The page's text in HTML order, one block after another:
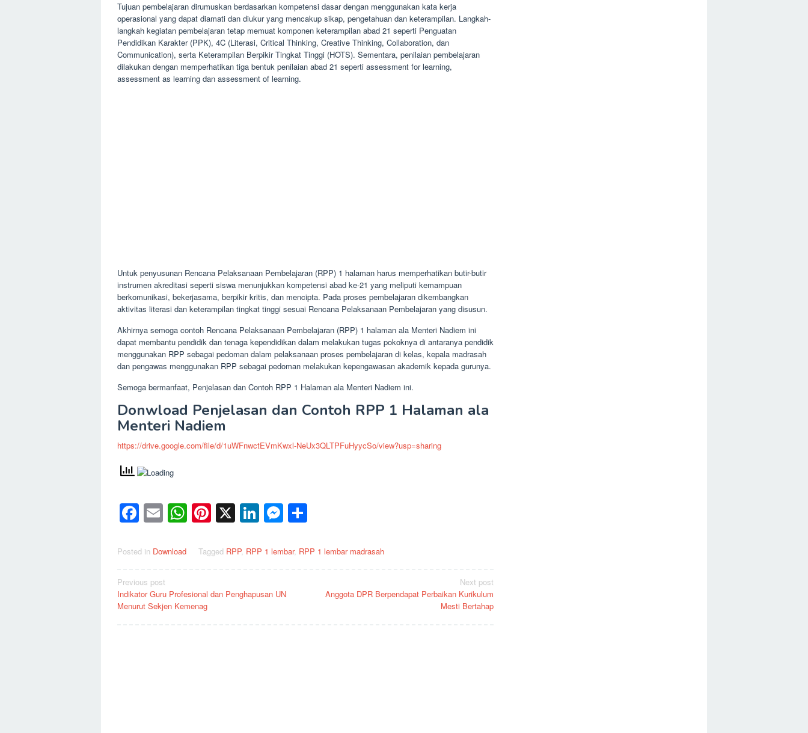
Tujuan pembelajaran dirumuskan berdasarkan kompetensi dasar dengan menggunakan kata kerja
operasional yang dapat diamati dan diukur yang mencakup sikap, pengetahuan dan keterampilan. Langkah-
langkah kegiatan pembelajaran tetap memuat komponen keterampilan abad 21 seperti Penguatan
Pendidikan Karakter (PPK), 4C (Literasi, Critical Thinking, Creative Thinking, Collaboration, dan
Communication), serta Keterampilan Berpikir Tingkat Tinggi (HOTS). Sementara, penilaian pembelajaran
dilakukan dengan memperhatikan tiga bentuk penilaian abad 21 seperti assessment for learning,
assessment as learning dan assessment of learning.
Untuk penyusunan Rencana Pelaksanaan Pembelajaran (RPP) 1 halaman harus memperhatikan butir-butir
instrumen akreditasi seperti siswa menunjukkan kompetensi abad ke-21 yang meliputi kemampuan
berkomunikasi, bekerjasama, berpikir kritis, dan mencipta. Pada proses pembelajaran dikembangkan
aktivitas literasi dan keterampilan tingkat tinggi sesuai Rencana Pelaksanaan Pembelajaran yang disusun.
Akhirnya semoga contoh Rencana Pelaksanaan Pembelajaran (RPP) 1 halaman ala Menteri Nadiem ini
dapat membantu pendidik dan tenaga kependidikan dalam melakukan tugas pokoknya di antaranya pendidik
menggunakan RPP sebagai pedoman dalam pelaksanaan proses pembelajaran di kelas, kepala madrasah
dan pengawas menggunakan RPP sebagai pedoman melakukan kepengawasan akademik kepada gurunya.
Semoga bermanfaat, Penjelasan dan Contoh RPP 1 Halaman ala Menteri Nadiem ini.
Donwload Penjelasan dan Contoh RPP 1 Halaman ala
Menteri Nadiem
https://drive.google.com/file/d/1uWFnwctEVmKwxl-NeUx3QLTPFuHyycSo/view?usp=sharing
Facebook
EmailWhatsApp
Pinterest
X LinkedIn
Messenger
Share
Posted in Download Tagged RPP, RPP 1 lembar, RPP 1 lembar madrasah
Post
navigation
Previous post
Indikator Guru Profesional dan Penghapusan UN
Menurut Sekjen Kemenag
Next post
Anggota DPR Berpendapat Perbaikan Kurikulum
Mesti Bertahap